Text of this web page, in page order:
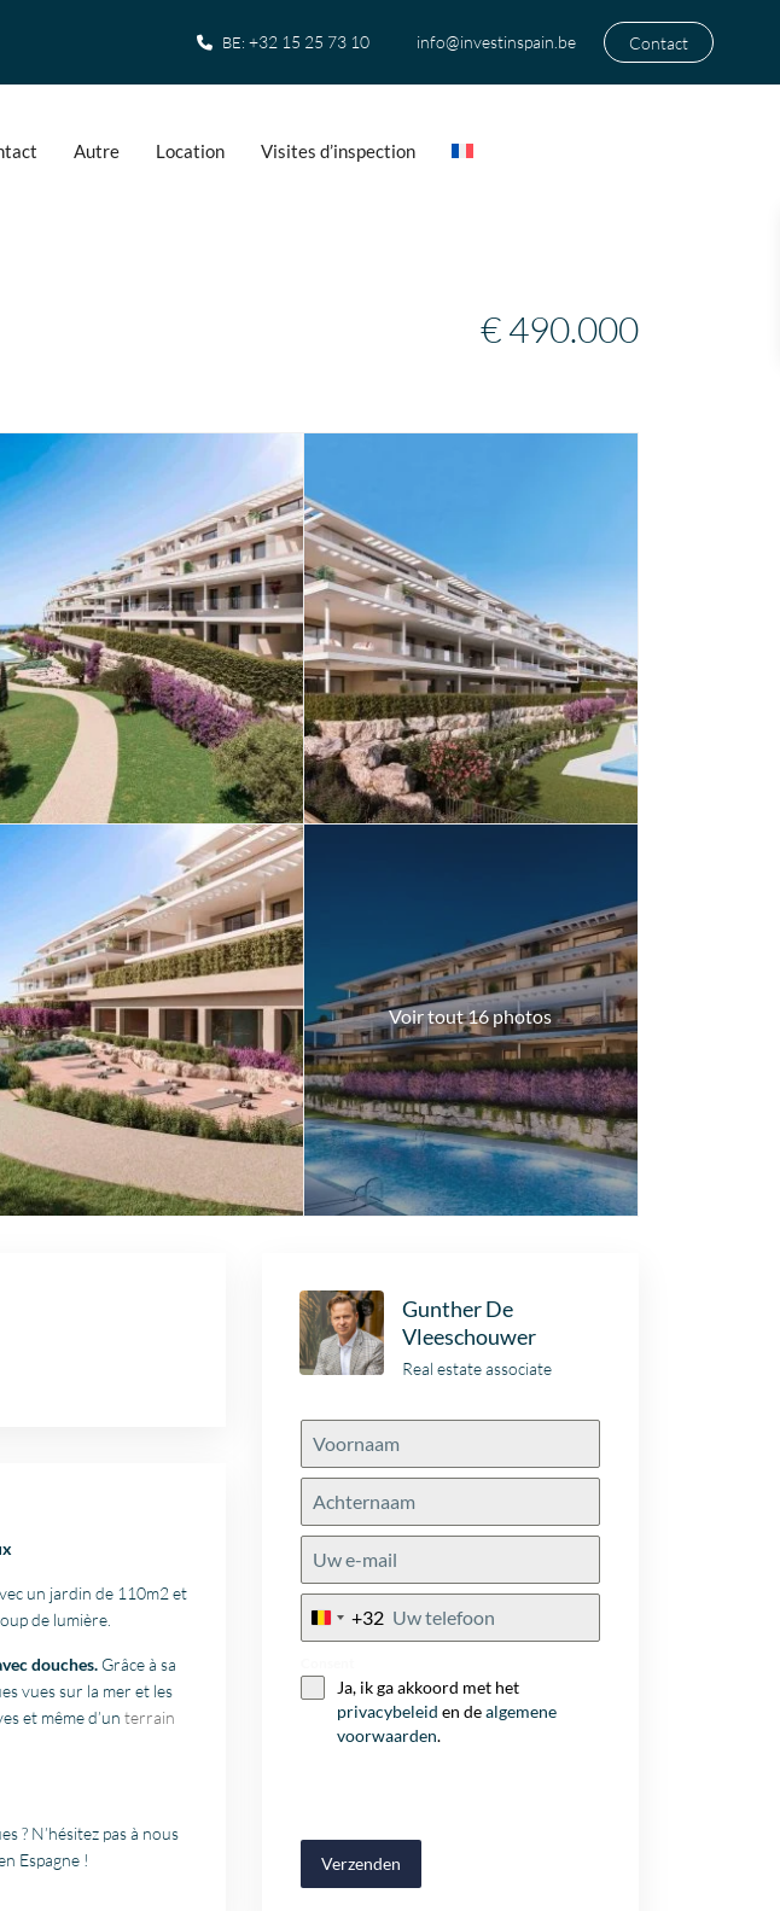
BE:+32 15 25 73 10 info@investinspain.be Contact
Autre Location Visites d’inspection
€ 490.000
Voir tout 16 photos
un jardin de 110m2 et
de lumière.
douches. Grâce à sa
vues sur la mer et les
et même d’un terrain
? N’hésitez pas à nous
Espagne !
Gunther De
Vleeschouwer
Real estate associate
Belgium
+32
Ja, ik ga akkoord met het
privacybeleid en dealgemene
voorwaarden.
Verzenden